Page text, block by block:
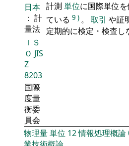
日本
： 計
量法
計測 単位に国際単位を
ている 9 ) 。 取引 や証
定期的に検定・検査し
ＩＳ
Ｏ JIS
Z
8203
国際
度量
衡委
員会
物理量単位 12情報処理概論